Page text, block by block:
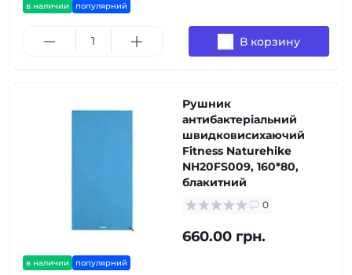
в наличии популярний
В корзину
в наличии популярний
Рушник
антибактеріальний
швидковисихаючий
Fitness Naturehike
NH20FS009, 160*80,
блакитний
0
660.00 грн.